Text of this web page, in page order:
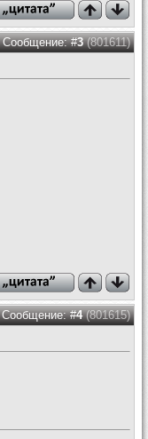
#3(801611)
#4(801615)